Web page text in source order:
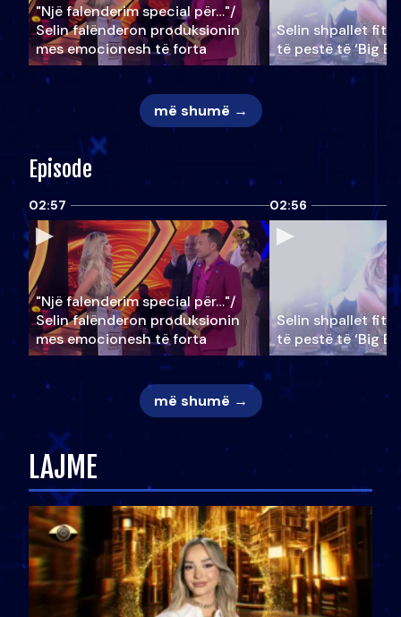
"Një falenderim special për…"/
Selin falënderon produksionin
mes emocionesh të forta
Selin shpallet
të pestë të ‘Big
më shumë →
Episode
02:57
"Një falenderim special për…"/
Selin falënderon produksionin
mes emocionesh të forta
02:56
Selin shpallet
të pestë të ‘Big
më shumë →
LAJME